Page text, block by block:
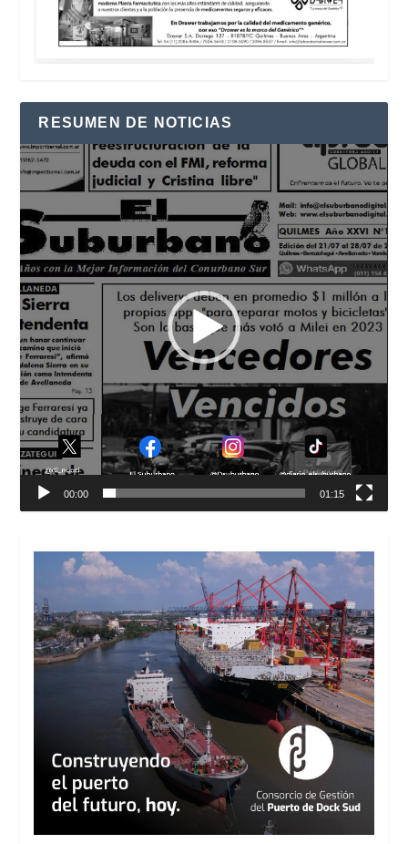
RESUMEN DE NOTICIAS
Reproductor
de
vídeo
00:00 01:15